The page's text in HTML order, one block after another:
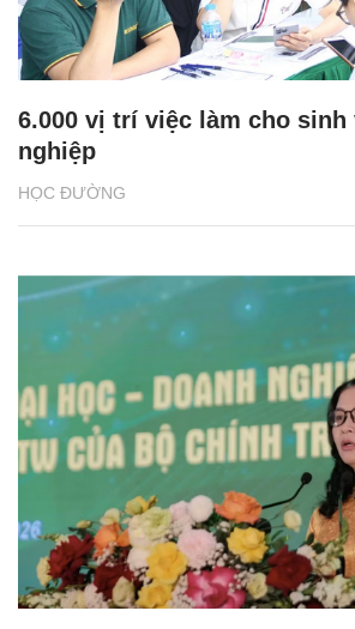
HỌC ĐƯỜNG
6.000 vị trí việc làm cho sinh
nghiệp